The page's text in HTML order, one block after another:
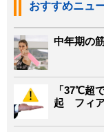
おすすめニュ
中年期の
「37℃超
起 フィア